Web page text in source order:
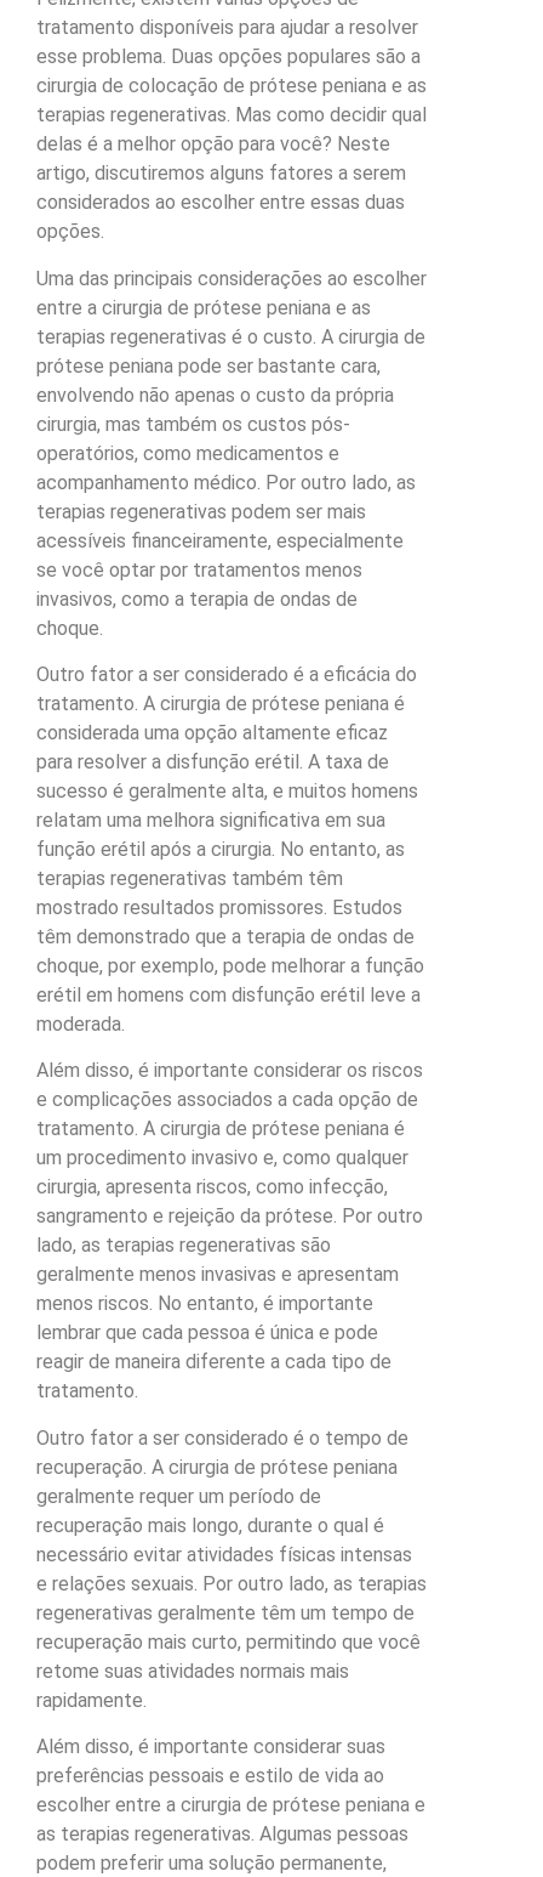
tratamento disponíveis para ajudar a resolver
esse problema. Duas opções populares são a
cirurgia de colocação de prótese peniana e as
terapias regenerativas. Mas como decidir qual
delas é a melhor opção para você? Neste
artigo, discutiremos alguns fatores a serem
considerados ao escolher entre essas duas
opções.
Uma das principais considerações ao escolher
entre a cirurgia de prótese peniana e as
terapias regenerativas é o custo. A cirurgia de
prótese peniana pode ser bastante cara,
envolvendo não apenas o custo da própria
cirurgia, mas também os custos pós-
operatórios, como medicamentos e
acompanhamento médico. Por outro lado, as
terapias regenerativas podem ser mais
acessíveis financeiramente, especialmente
se você optar por tratamentos menos
invasivos, como a terapia de ondas de
choque.
Outro fator a ser considerado é a eficácia do
tratamento. A cirurgia de prótese peniana é
considerada uma opção altamente eficaz
para resolver a disfunção erétil. A taxa de
sucesso é geralmente alta, e muitos homens
relatam uma melhora significativa em sua
função erétil após a cirurgia. No entanto, as
terapias regenerativas também têm
mostrado resultados promissores. Estudos
têm demonstrado que a terapia de ondas de
choque, por exemplo, pode melhorar a função
erétil em homens com disfunção erétil leve a
moderada.
Além disso, é importante considerar os riscos
e complicações associados a cada opção de
tratamento. A cirurgia de prótese peniana é
um procedimento invasivo e, como qualquer
cirurgia, apresenta riscos, como infecção,
sangramento e rejeição da prótese. Por outro
lado, as terapias regenerativas são
geralmente menos invasivas e apresentam
menos riscos. No entanto, é importante
lembrar que cada pessoa é única e pode
reagir de maneira diferente a cada tipo de
tratamento.
Outro fator a ser considerado é o tempo de
recuperação. A cirurgia de prótese peniana
geralmente requer um período de
recuperação mais longo, durante o qual é
necessário evitar atividades físicas intensas
e relações sexuais. Por outro lado, as terapias
regenerativas geralmente têm um tempo de
recuperação mais curto, permitindo que você
retome suas atividades normais mais
rapidamente.
Além disso, é importante considerar suas
preferências pessoais e estilo de vida ao
escolher entre a cirurgia de prótese peniana e
as terapias regenerativas. Algumas pessoas
podem preferir uma solução permanente,